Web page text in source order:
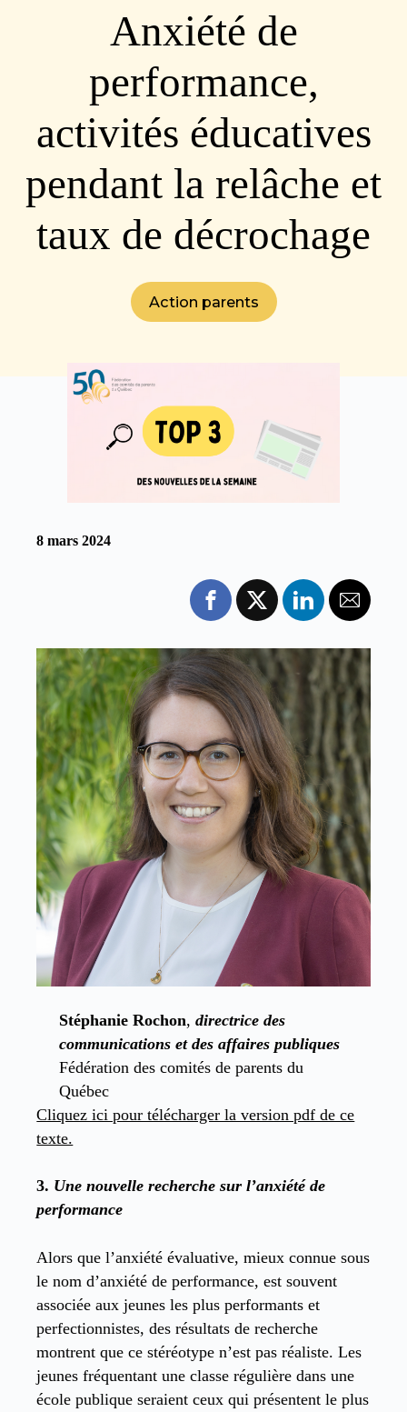
Anxiété de
performance,
activités éducatives
pendant la relâche et
taux de décrochage
Action parents
8 mars 2024
Stéphanie Rochon, directrice des
communications et des affaires publiques
Fédération des comités de parents du
Québec
Cliquez ici pour télécharger la version pdf de ce
texte.
3. Une nouvelle recherche sur l’anxiété de
performance
Alors que l’anxiété évaluative, mieux connue sous
le nom d’anxiété de performance, est souvent
associée aux jeunes les plus performants et
perfectionnistes, des résultats de recherche
montrent que ce stéréotype n’est pas réaliste. Les
jeunes fréquentant une classe régulière dans une
école publique seraient ceux qui présentent le plus